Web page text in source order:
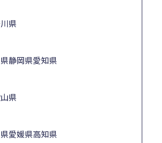
県
静岡県愛知県
県
愛媛県高知県